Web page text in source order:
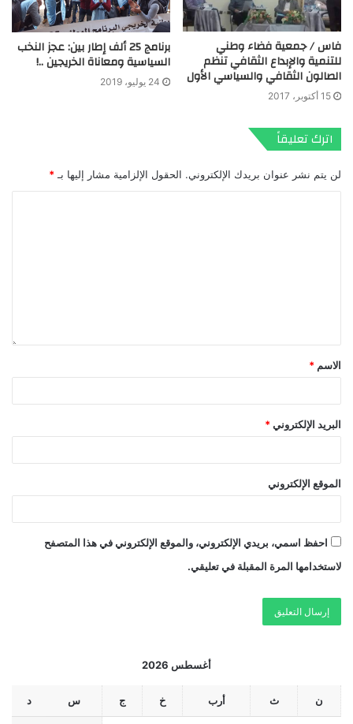
فاس / جمعية فضاء وطني
للتنمية والإبداع الثقافي تنظم
الصالون الثقافي والسياسي الأول
15 أكتوبر، 2017
برنامج 25 ألف إطار بين: عجز النخب
السياسية ومعاناة الخريجين ..!
24 يوليو، 2019
اترك تعليقاً
لن يتم نشر عنوان بريدك الإلكتروني. الحقول الإلزامية مشار إليها بـ *
الاسم *
البريد الإلكتروني *
الموقع الإلكتروني
احفظ اسمي، بريدي الإلكتروني، والموقع الإلكتروني في هذا المتصفح
لاستخدامها المرة المقبلة في تعليقي.
أغسطس 2026
ن ث أرب خ ج س د